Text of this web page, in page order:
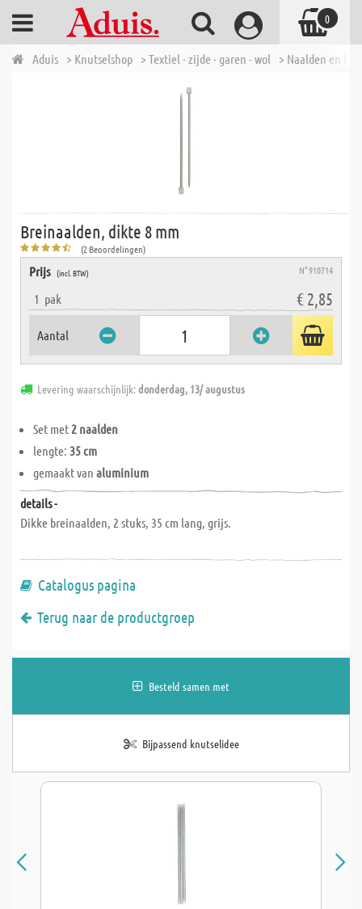
Aduis > Knutselshop > Textiel - zijde - garen - wol > Naalden en
Breinaalden, dikte 8 mm
(2 Beoordelingen)
Prijs (incl. BTW) N° 910714
1 pak € 2,85
Aantal
Levering waarschijnlijk:donderdag, 13/ augustus
Set met2 naalden
lengte: 35 cm
gemaakt van aluminium
details -
Dikke breinaalden, 2 stuks, 35 cm lang, grijs.
Catalogus pagina
Terug naar de productgroep
Besteld samen met
Bijpassend knutselidee
0